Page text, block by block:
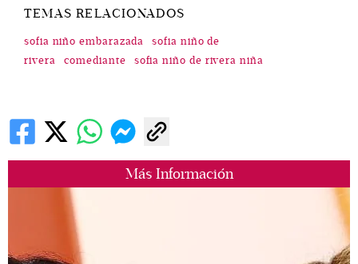
Más Información
TEMAS RELACIONADOS
sofia niño embarazada
sofia niño de
rivera
comediante sofia niño de rivera niña